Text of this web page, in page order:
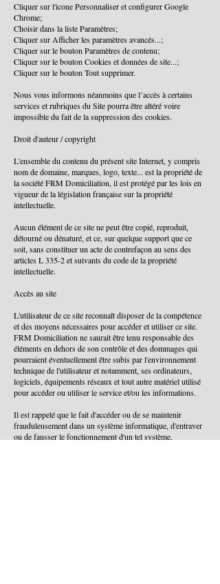
Cliquer sur l'icone Personnaliser et configurer Google
Chrome;
Choisir dans la liste Paramètres;
Cliquer sur Afficher les paramètres avancés...;
Cliquer sur le bouton Paramètres de contenu;
Cliquer sur le bouton Cookies et données de site...;
Cliquer sur le bouton Tout supprimer.
Nous vous informons néanmoins que l’accès à certains
services et rubriques du Site pourra être altéré voire
impossible du fait de la suppression des cookies.
Droit d'auteur / copyright
L'ensemble du contenu du présent site Internet, y compris
nom de domaine, marques, logo, texte... est la propriété de
la société FRM Domiciliation, il est protégé par les lois en
vigueur de la législation française sur la propriété
intellectuelle.
Aucun élément de ce site ne peut être copié, reproduit,
détourné ou dénaturé, et ce, sur quelque support que ce
soit, sans constituer un acte de contrefaçon au sens des
articles L 335-2 et suivants du code de la propriété
intellectuelle.
Accès au site
L'utilisateur de ce site reconnaît disposer de la compétence
et des moyens nécessaires pour accéder et utiliser ce site.
FRM Domiciliation ne saurait être tenu responsable des
éléments en dehors de son contrôle et des dommages qui
pourraient éventuellement être subis par l'environnement
technique de l'utilisateur et notamment, ses ordinateurs,
logiciels, équipements réseaux et tout autre matériel utilisé
pour accéder ou utiliser le service et/ou les informations.
Il est rappelé que le fait d'accéder ou de se maintenir
frauduleusement dans un système informatique, d'entraver
ou de fausser le fonctionnement d'un tel système,